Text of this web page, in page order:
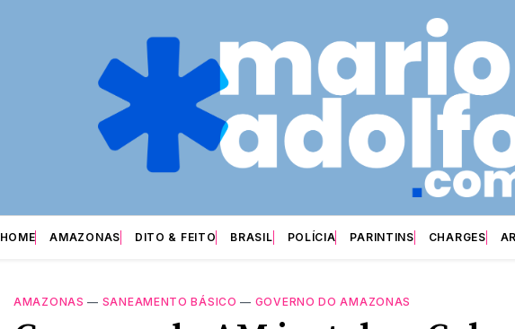
HOME AMAZONAS DITO & FEITO BRASIL POLÍCIA PARINTINS CHARGES
AMAZONAS — SANEAMENTO BÁSICO — GOVERNO DO AMAZONAS